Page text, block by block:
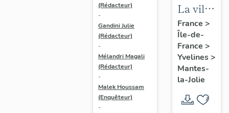
(Rédacteur)
-
Gandini Julie
(Rédacteur)
-
Mélandri Magali
(Rédacteur)
-
Malek Houssam
(Enquêteur)
-
La ville
de
Mantes-
la-Jolie
France >
Île-de-
France >
Yvelines>
Mantes-
la-Jolie